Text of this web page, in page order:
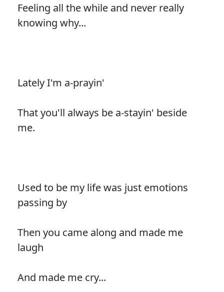
Feeling all the while and never really
knowing why...
Lately I'm a-prayin'
That you'll always be a-stayin' beside
me.
Used to be my life was just emotions
passing by
Then you came along and made me
laugh
And made me cry...